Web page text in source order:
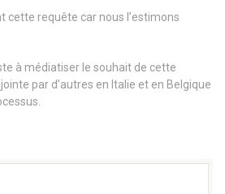
cette requête car nous l’estimons
à médiatiser le souhait de cette
par d’autres en Italie et en Belgique